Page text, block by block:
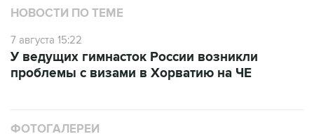
НОВОСТИ ПО ТЕМЕ
7 августа 15:22
У ведущих гимнасток России возникли
проблемы с визами в Хорватию на ЧЕ
ФОТОГАЛЕРЕИ